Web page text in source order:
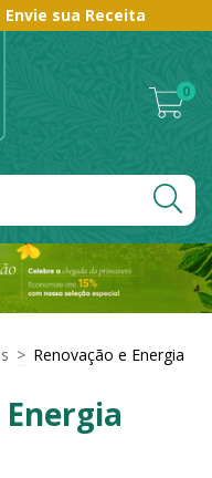
sua Receita
0
> Renovação e Energia